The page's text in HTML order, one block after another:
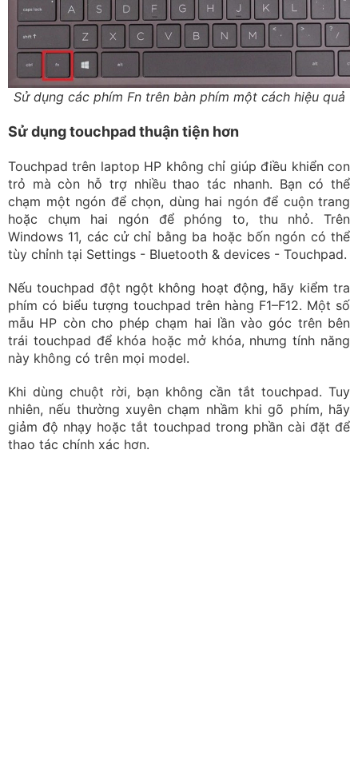
Sử dụng các phím Fn trên bàn phím một cách hiệu quả
Sử dụng touchpad thuận tiện hơn
Touchpad trên laptop HP không chỉ giúp điều khiển con
trỏ mà còn hỗ trợ nhiều thao tác nhanh. Bạn có thể
chạm một ngón để chọn, dùng hai ngón để cuộn trang
hoặc chụm hai ngón để phóng to, thu nhỏ. Trên
Windows 11, các cử chỉ bằng ba hoặc bốn ngón có thể
tùy chỉnh tại Settings - Bluetooth & devices - Touchpad.
Nếu touchpad đột ngột không hoạt động, hãy kiểm tra
phím có biểu tượng touchpad trên hàng F1–F12. Một số
mẫu HP còn cho phép chạm hai lần vào góc trên bên
trái touchpad để khóa hoặc mở khóa, nhưng tính năng
này không có trên mọi model.
Khi dùng chuột rời, bạn không cần tắt touchpad. Tuy
nhiên, nếu thường xuyên chạm nhầm khi gõ phím, hãy
giảm độ nhạy hoặc tắt touchpad trong phần cài đặt để
thao tác chính xác hơn.